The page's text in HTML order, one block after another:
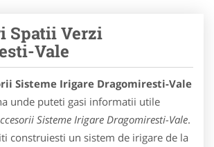
Spatii Verzi
Vale
Sisteme Irigare Dragomiresti-Vale
unde puteti gasi informatii utile
Sisteme Irigare Dragomiresti-Vale.
construiesti un sistem de irigare de la